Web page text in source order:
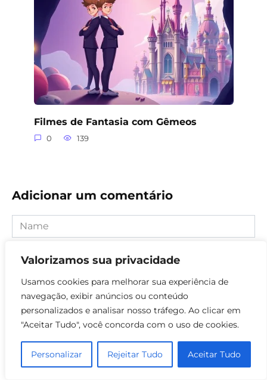
Valorizamos sua privacidade
Usamos cookies para melhorar sua experiência de
navegação, exibir anúncios ou conteúdo
personalizados e analisar nosso tráfego. Ao clicar em
"Aceitar Tudo", você concorda com o uso de cookies.
Personalizar Rejeitar Tudo Aceitar Tudo
Filmes de Fantasia com Gêmeos
0 139
Adicionar um comentário
Name
Comment